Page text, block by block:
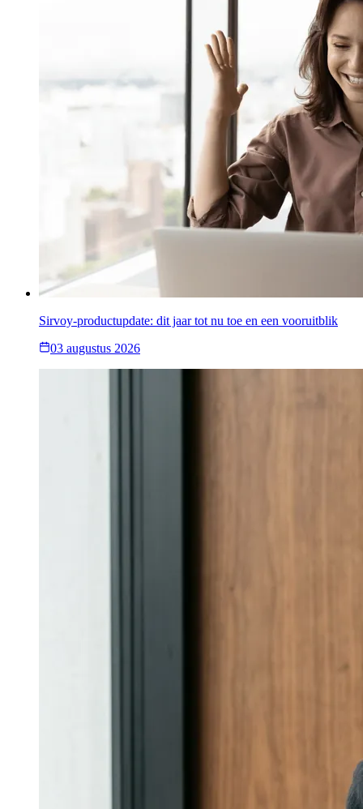
Sirvoy-productupdate: dit jaar tot nu toe en een vooruitblik
03 augustus 2026